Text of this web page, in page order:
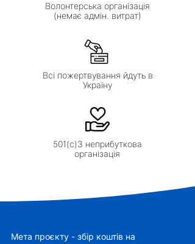
Волонтерська організація
(немає адмін. витрат)
Всі пожертвування йдуть в
Україну
501(с)3 неприбуткова
організація
Мета проєкту - збір коштів на